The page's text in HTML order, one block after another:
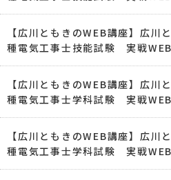
【広川ともきのWEB講座】広
種電気工事士技能試験 実戦WEB
【広川ともきのWEB講座】広
種電気工事士学科試験 実戦WEB
【広川ともきのWEB講座】広
種電気工事士学科試験 実戦WEB